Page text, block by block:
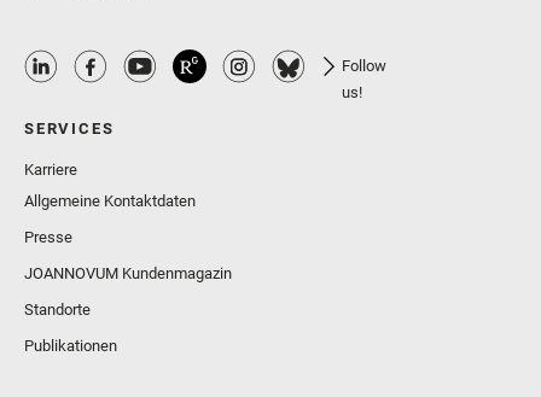
Follow
us!
SERVICES
Karriere
Allgemeine Kontaktdaten
Presse
JOANNOVUM Kundenmagazin
Standorte
Publikationen